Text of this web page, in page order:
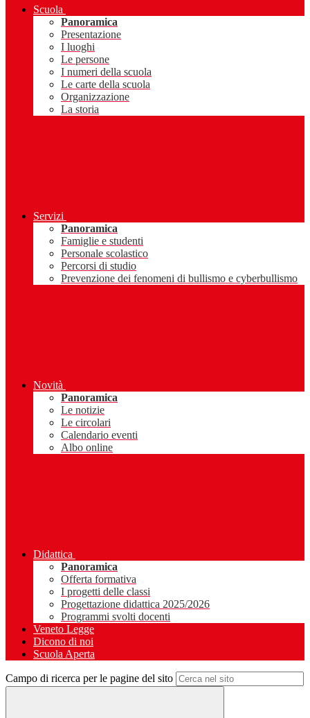
Scuola
Panoramica
Presentazione
I luoghi
Le persone
I numeri della scuola
Le carte della scuola
Organizzazione
La storia
Servizi
Panoramica
Famiglie e studenti
Personale scolastico
Percorsi di studio
Prevenzione dei fenomeni di bullismo e cyberbullismo
Novità
Panoramica
Le notizie
Le circolari
Calendario eventi
Albo online
Didattica
Panoramica
Offerta formativa
I progetti delle classi
Progettazione didattica 2025/2026
Programmi svolti docenti
Veneto Legge
Dicono di noi
Scuola Aperta
Campo di ricerca per le pagine del sito